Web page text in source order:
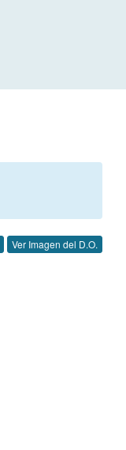
Ver Imagen del D.O.